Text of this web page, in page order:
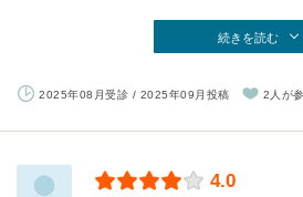
続きを読む
2025年08月受診 / 2025年09月投稿 2人が
4.0